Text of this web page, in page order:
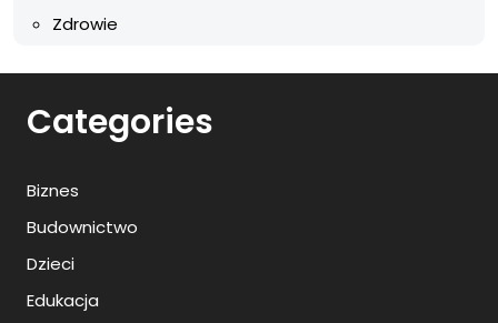
Zdrowie
Categories
Biznes
Budownictwo
Dzieci
Edukacja